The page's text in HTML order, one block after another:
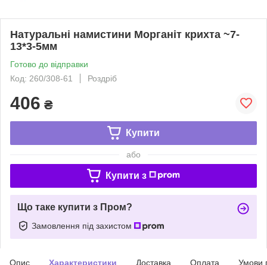
Натуральні намистини Морганіт крихта ~7-
13*3-5мм
Готово до відправки
Код: 260/308-61
Роздріб
406 ₴
Купити
або
Купити з
Що таке купити з Пром?
Замовлення під захистом
Опис Характеристики Доставка Оплата Умови